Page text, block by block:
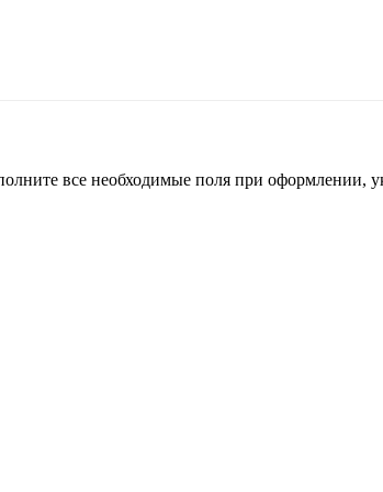
все необходимые поля при оформлении,